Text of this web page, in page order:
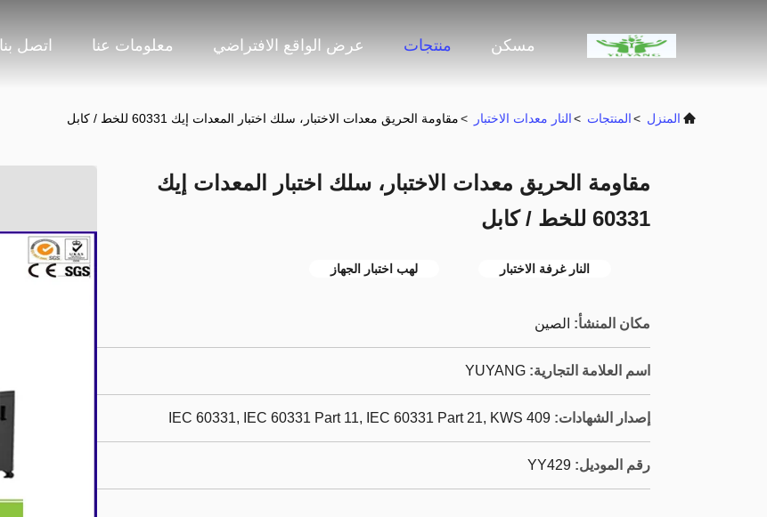
مسكن منتجات عرض الواقع الافتراضي معلومات عنا اتصل بنا
المنزل >المنتجات >النار معدات الاختبار >مقاومة الحريق معدات الاختبار، سلك اختبار المعدات إيك 60331 للخط / كابل
مقاومة الحريق معدات الاختبار، سلك اختبار المعدات إيك
60331 للخط / كابل
النار غرفة الاختبار لهب اختبار الجهاز
مكان المنشأ: الصين
اسم العلامة التجارية: YUYANG
إصدار الشهادات: IEC 60331, IEC 60331 Part 11, IEC 60331 Part 21, KWS 409
رقم الموديل: YY429